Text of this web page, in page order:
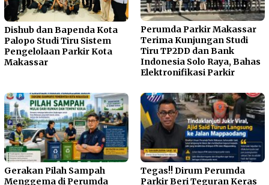
Dishub dan Bapenda Kota
Palopo Studi Tiru Sistem
Pengelolaan Parkir Kota
Makassar
Perumda Parkir Makassar
Terima Kunjungan Studi
Tiru TP2DD dan Bank
Indonesia Solo Raya, Bahas
Elektronifikasi Parkir
Gerakan Pilah Sampah
Menggema di Perumda
Tegas!! Dirum Perumda
Parkir Beri Teguran Keras